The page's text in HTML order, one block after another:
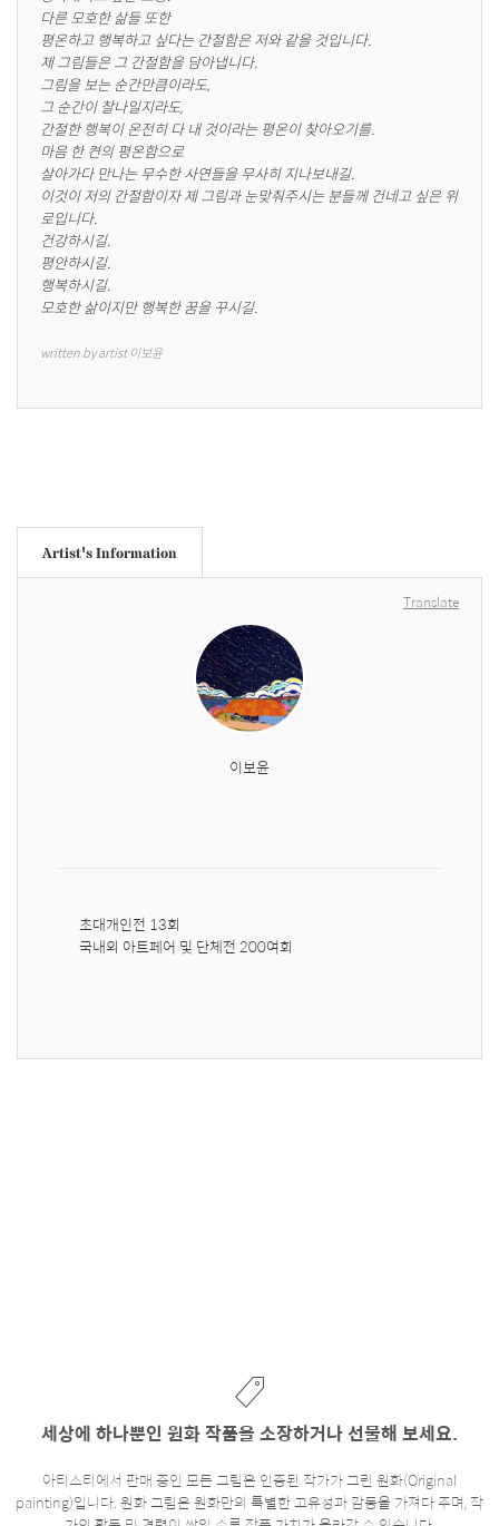
다른 모호한 삶들 또한
평온하고 행복하고 싶다는 간절함은 저와 같을 것입니다.
제 그림들은 그 간절함을 담아냅니다.
그림을 보는 순간만큼이라도,
그 순간이 찰나일지라도,
간절한 행복이 온전히 다 내 것이라는 평온이 찾아오기를.
마음 한 켠의 평온함으로
살아가다 만나는 무수한 사연들을 무사히 지나보내길.
이것이 저의 간절함이자 제 그림과 눈맞춰주시는 분들께 건네고 싶은 위
로입니다.
건강하시길.
평안하시길.
행복하시길.
모호한 삶이지만 행복한 꿈을 꾸시길.
written by artist 이보윤
Artist's Information
Translate
이보윤
초대개인전 13회
국내외 아트페어 및 단체전 200여회
세상에 하나뿐인 원화 작품을 소장하거나 선물해 보세요.
아티스티에서 판매 중인 모든 그림은 인증된 작가가 그린 원화(Original
painting)입니다. 원화 그림은 원화만의 특별한 고유성과 감동을 가져다 주며, 작